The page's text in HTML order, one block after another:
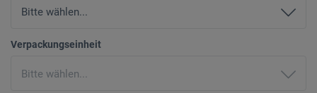
Verpackungseinheit